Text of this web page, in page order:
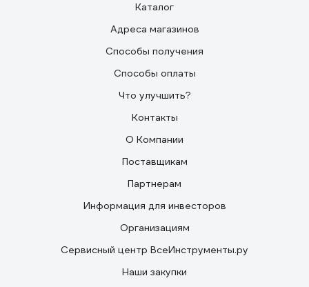
Каталог
Адреса магазинов
Способы получения
Способы оплаты
Что улучшить?
Контакты
О Компании
Поставщикам
Партнерам
Информация для инвесторов
Организациям
Сервисный центр ВсеИнструменты.ру
Наши закупки